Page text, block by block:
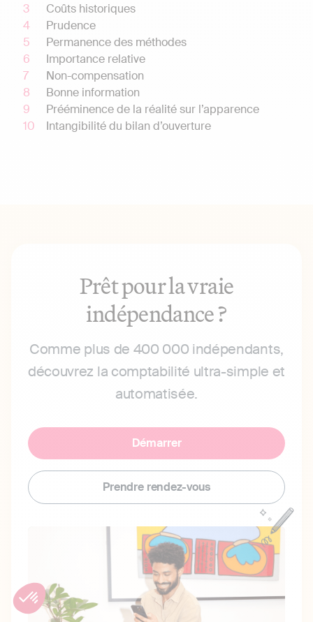
Coûts historiques
Prudence
Permanence des méthodes
Importance relative
Non-compensation
Bonne information
Prééminence de la réalité sur l’apparence
Intangibilité du bilan d’ouverture
Prêt pour la vraie
indépendance ?
Comme plus de 400 000 indépendants,
découvrez la comptabilité ultra-simple et
automatisée.
Démarrer
Prendre rendez-vous